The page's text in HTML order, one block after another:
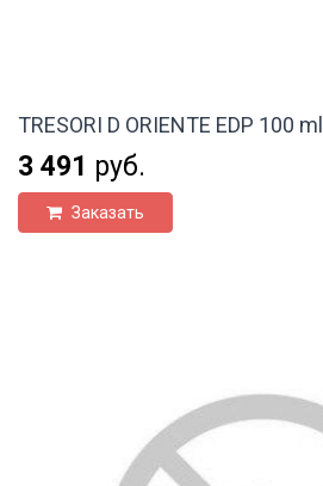
TRESORI D ORIENTE EDP 100 ml
3 491 руб.
Заказать